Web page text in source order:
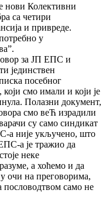
нови Колективни
са четири
и привреде.
у
за ЈП ЕПС и
jединствен
посебног
коjи смо имали и коjи jе
Полазни документ,
смо веЋ израдили
су само синдикат
а ниjе укључено, што
а jе тражио да
неке
а хоћемо и да
очи на преговорима,
пословодтвом само не